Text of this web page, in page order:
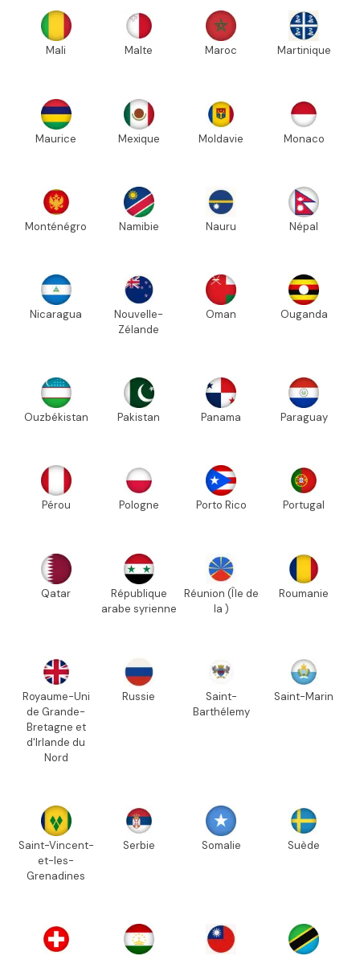
Mali Malte Maroc Martinique
Maurice Mexique Moldavie Monaco
Monténégro Namibie Nauru Népal
Nicaragua
Nouvelle-
Zélande
Oman Ouganda
Ouzbékistan Pakistan Panama Paraguay
Pérou Pologne Porto Rico Portugal
Qatar
République
arabe syrienne
Réunion (Île de
la )
Roumanie
Royaume-Uni
de Grande-
Bretagne et
d'Irlande du
Nord
Russie
Saint-
Barthélemy
Saint-Marin
Saint-Vincent-
et-les-
Grenadines
Serbie Somalie Suède